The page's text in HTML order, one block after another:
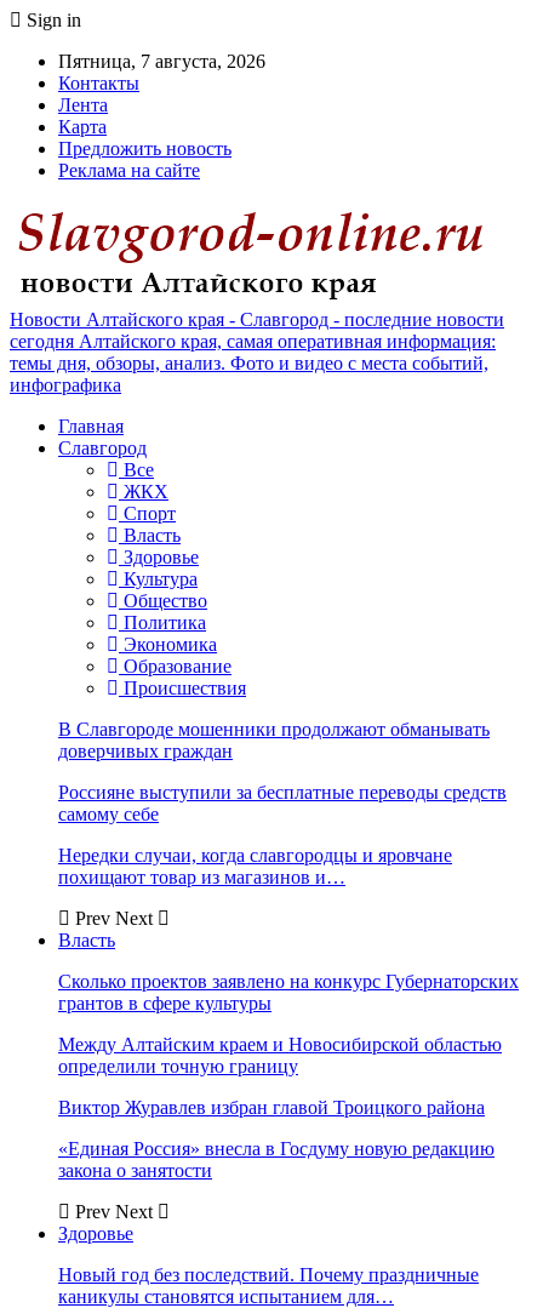
Sign in
Пятница, 7 августа, 2026
Контакты
Лента
Карта
Предложить новость
Реклама на сайте
Новости Алтайского края - Славгород - последние новости
сегодня Алтайского края, самая оперативная информация:
темы дня, обзоры, анализ. Фото и видео с места событий,
инфографика
Главная
Славгород
Все
ЖКХ
Спорт
Власть
Здоровье
Культура
Общество
Политика
Экономика
Образование
Происшествия
В Славгороде мошенники продолжают обманывать
доверчивых граждан
Россияне выступили за бесплатные переводы средств
самому себе
Нередки случаи, когда славгородцы и яровчане
похищают товар из магазинов и…
Prev Next
Власть
Сколько проектов заявлено на конкурс Губернаторских
грантов в сфере культуры
Между Алтайским краем и Новосибирской областью
определили точную границу
Виктор Журавлев избран главой Троицкого района
«Единая Россия» внесла в Госдуму новую редакцию
закона о занятости
Prev Next
Здоровье
Новый год без последствий. Почему праздничные
каникулы становятся испытанием для…